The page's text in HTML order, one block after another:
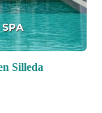
Silleda